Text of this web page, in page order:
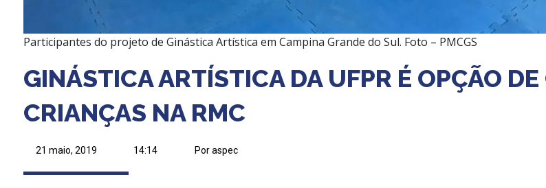
Participantes do projeto de Ginástica Artística em Campina Grande do Sul. Foto – PMCGS
GINÁSTICA ARTÍSTICA DA UFPR É OPÇÃO
CRIANÇAS NA RMC
21 maio, 2019 14:14 Por aspec